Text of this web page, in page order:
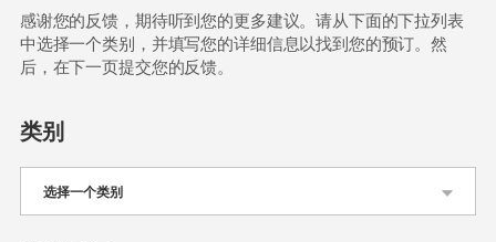
感谢您的反馈，期待听到您的更多建议。请从下面的下拉列表
中选择一个类别，并填写您的详细信息以找到您的预订。然
后，在下一页提交您的反馈。
类别